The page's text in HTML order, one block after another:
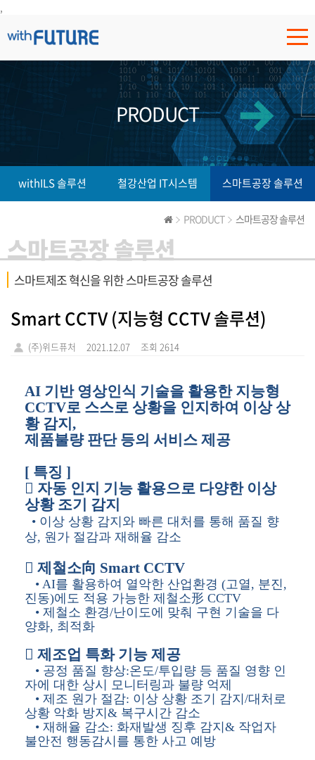
,
PRODUCT
withILS 솔루션 철강산업 IT시스템 스마트공장 솔루션
PRODUCT 스마트공장 솔루션
스마트공장 솔루션
스마트제조 혁신을 위한 스마트공장 솔루션
Smart CCTV (지능형 CCTV 솔루션)
(주)위드퓨처 2021.12.07 조회 2614
AI 기반 영상인식 기술을 활용한 지능형
CCTV로 스스로 상황을 인지하여 이상 상
황 감지 ,
제품불량 판단 등의 서비스 제공
[ 특징 ]
 자동 인지 기능 활용으로 다양한 이상
상황 조기 감지
• 이상 상황 감지와 빠른 대처를 통해 품질 향
상, 원가 절감과 재해율 감소
 제철소向 Smart CCTV
• AI를 활용하여 열악한 산업환경 (고열, 분진,
진동)에도 적용 가능한 제철소形 CCTV
• 제철소 환경/난이도에 맞춰 구현 기술을 다
양화, 최적화
 제조업 특화 기능 제공
• 공정 품질 향상:온도/투입량 등 품질 영향 인
자에 대한 상시 모니터링과 불량 억제
• 제조 원가 절감: 이상 상황 조기 감지/대처로
상황 악화 방지& 복구시간 감소
• 재해율 감소: 화재발생 징후 감지& 작업자
불안전 행동감시를 통한 사고 예방